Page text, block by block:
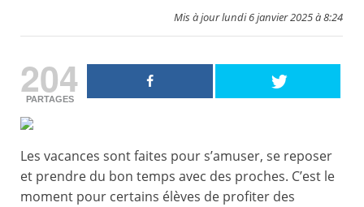
Mis à jour lundi 6 janvier 2025 à 8:24
204
PARTAGES
Les vacances sont faites pour s’amuser, se reposer
et prendre du bon temps avec des proches. C’est le
moment pour certains élèves de profiter des